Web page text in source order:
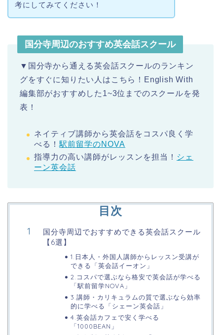
考にしてみてください！
国分寺周辺のおすすめ英会話スクール
▼国分寺から通える英会話スクールのランキン
グをすぐに知りたい人はこちら！English With
編集部がおすすめした1~3位までのスクールを発
表！
ネイティブ講師から英会話をコスパ良く学
べる！ 駅前留学のNOVA
指導力の高い講師がレッスンを担当！ シェ
ーン英会話
目次
国分寺周辺でおすすめできる英会話スクール
【6選】
1.日本人・外国人講師からレッスン受講が
できる「英会話イーオン」
2.コスパで選ぶなら格安で英会話が学べる
「駅前留学NOVA」
3.講師・カリキュラムの質で選ぶなら効率
的に学べる「シェーン英会話」
4.英会話カフェで安く学べる
「1000BEAN」